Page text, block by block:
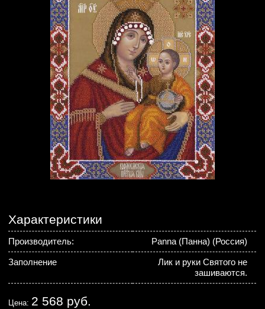
Характеристики
Производитель: Panna (Панна) (Россия)
Заполнение
Лик и руки Святого не
зашиваются.
Цена: 2 568 руб.